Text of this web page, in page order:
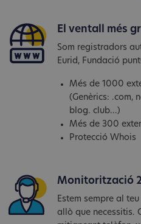
El ventall més
Som registradors
Eurid, Fundació
Més de 1000
(Genèrics: .com,
blog. club...)
Més de 300
Protecció Whois
Monitorització
Estem sempre al
allò que necessitis.